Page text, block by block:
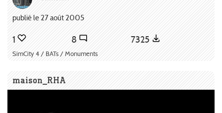
publié le 27 août 2005
1 8 7325
SimCity 4 / BATs / Monuments
maison_RHA